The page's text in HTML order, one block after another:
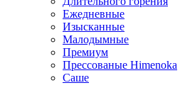
Ежедневные
Изысканные
Малодымные
Премиум
Прессованые Himenoka
Саше